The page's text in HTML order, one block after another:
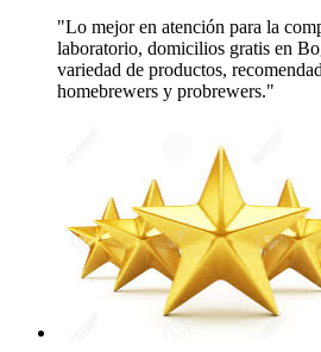
"Lo mejor en atención para la
laboratorio, domicilios gratis en
variedad de productos,
homebrewers y probrewers."